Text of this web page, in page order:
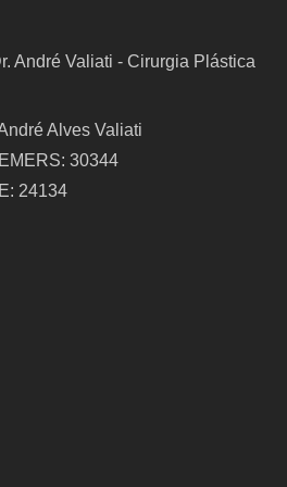
Alves Valiati
30344
24134